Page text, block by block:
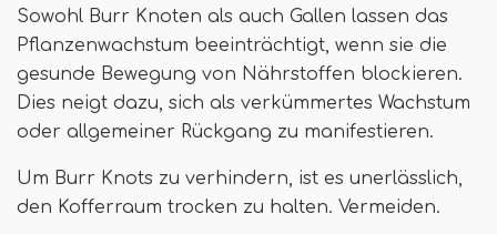
Sowohl Burr Knoten als auch Gallen lassen das
Pflanzenwachstum beeinträchtigt, wenn sie die
gesunde Bewegung von Nährstoffen blockieren.
Dies neigt dazu, sich als verkümmertes Wachstum
oder allgemeiner Rückgang zu manifestieren.
Um Burr Knots zu verhindern, ist es unerlässlich,
den Kofferraum trocken zu halten. Vermeiden.